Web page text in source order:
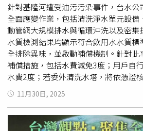
針對基隆河遭受油污污染事件，台水
全面應變作業，包括清洗淨水單元設
動管網大規模排水與循環沖洗以及密
水質檢測結果均顯示符合飲用水水質
全排除異味，並啟動補償機制。針對
補償措施，包括水費減免3度；用戶自
水費2度；若委外清洗水塔，將依憑證
表示，27日清晨6時26分，台水公司人
站例行巡查，發現河面出現油污情形
抽取基隆河原水，迅速切換新山水庫
7時14分通報基隆市環保局，環保單位
11月30日, 2025